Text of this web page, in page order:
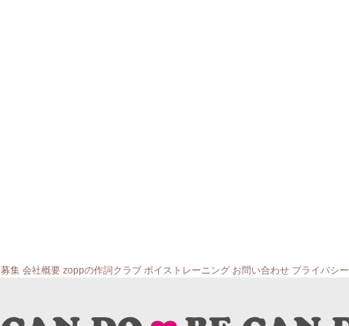
募集 会社概要 zoppの作詞クラブ ボイストレーニング お問い合わせ プライバシ